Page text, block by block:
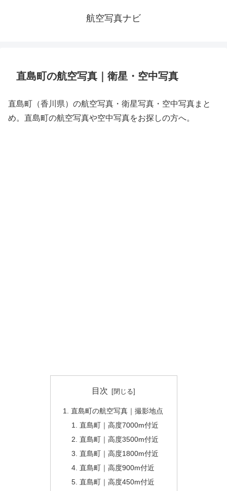
航空写真ナビ
直島町の航空写真｜衛星・空中写真
直島町（香川県）の航空写真・衛星写真・空中写真まと
め。直島町の航空写真や空中写真をお探しの方へ。
目次
直島町の航空写真｜撮影地点
直島町｜高度7000m付近
直島町｜高度3500m付近
直島町｜高度1800m付近
直島町｜高度900m付近
直島町｜高度450m付近